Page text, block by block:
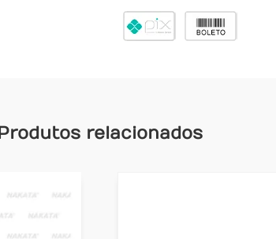
Produtos relacionados